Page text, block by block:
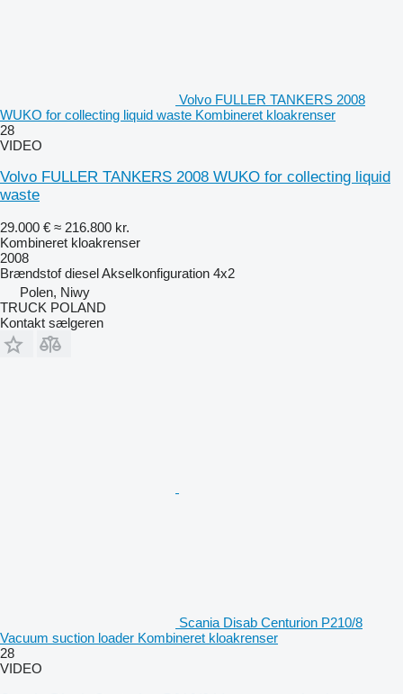
Volvo FULLER TANKERS 2008
WUKO for collecting liquid waste Kombineret kloakrenser
28
VIDEO
Volvo FULLER TANKERS 2008 WUKO for collecting liquid
waste
29.000 € ≈ 216.800 kr.
Kombineret kloakrenser
2008
Brændstof dieselAkselkonfiguration 4x2
Polen, Niwy
TRUCK POLAND
Kontakt sælgeren
Scania Disab Centurion P210/8
Vacuum suction loader Kombineret kloakrenser
28
VIDEO